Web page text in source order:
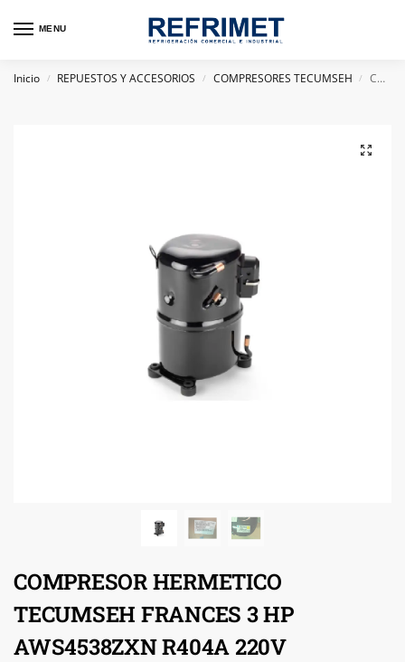
MENU
Inicio / REPUESTOS Y ACCESORIOS / COMPRESORES TECUMSEH / COMPRESOR HERMETICO TECUMSEH FRANCES 3 HP AWS4538ZXN R404A 220V
COMPRESOR HERMETICO
TECUMSEH FRANCES 3 HP
AWS4538ZXN R404A 220V